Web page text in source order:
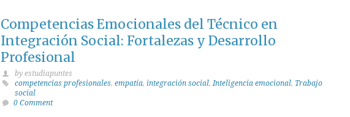
Competencias Emocionales del Técnico en
Integración Social: Fortalezas y Desarrollo
Profesional
by estudiapuntes
competencias profesionales, empatía, integración social,Inteligencia emocional, Trabajo
social
0 Comment